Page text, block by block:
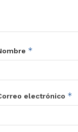
*
electrónico *